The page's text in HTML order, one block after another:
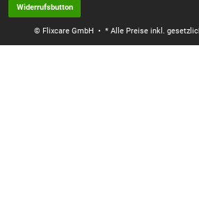
Widerrufsbutton
© Flixcare GmbH • * Alle Preise inkl.